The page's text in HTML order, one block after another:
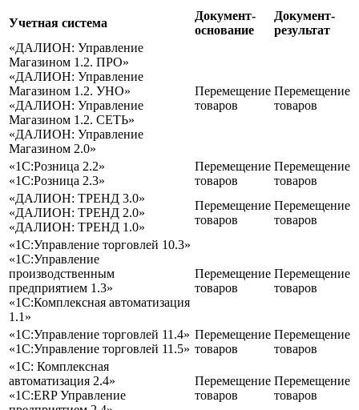
Учетная система
Документ-
основание
Документ-
результат
«ДАЛИОН: Управление
Магазином 1.2. ПРО»
«ДАЛИОН: Управление
Магазином 1.2. УНО»
«ДАЛИОН: Управление
Магазином 1.2. СЕТЬ»
«ДАЛИОН: Управление
Магазином 2.0»
Перемещение
товаров
Перемещение
товаров
«1С:Розница 2.2»
«1С:Розница 2.3»
Перемещение
товаров
Перемещение
товаров
«ДАЛИОН: ТРЕНД 3.0»
«ДАЛИОН: ТРЕНД 2.0»
«ДАЛИОН: ТРЕНД 1.0»
Перемещение
товаров
Перемещение
товаров
«1С:Управление торговлей 10.3»
«1С:Управление
производственным
предприятием 1.3»
«1С:Комплексная автоматизация
1.1»
Перемещение
товаров
Перемещение
товаров
«1С:Управление торговлей 11.4»
«1С:Управление торговлей 11.5»
Перемещение
товаров
Перемещение
товаров
«1С: Комплексная
автоматизация 2.4»
«1С:ERPУправление
Перемещение
товаров
Перемещение
товаров